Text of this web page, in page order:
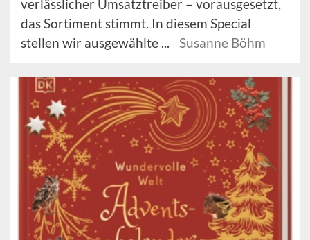
verlässlicher Umsatztreiber – vorausgesetzt,
das Sortiment stimmt. In diesem Special
stellen wir ausgewählte ...
Susanne Böhm